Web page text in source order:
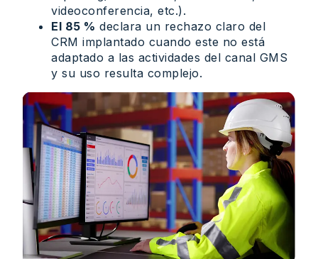
videoconferencia, etc.).
El 85 % declara un rechazo claro del
CRM implantado cuando este no está
adaptado a las actividades del canal GMS
y su uso resulta complejo.